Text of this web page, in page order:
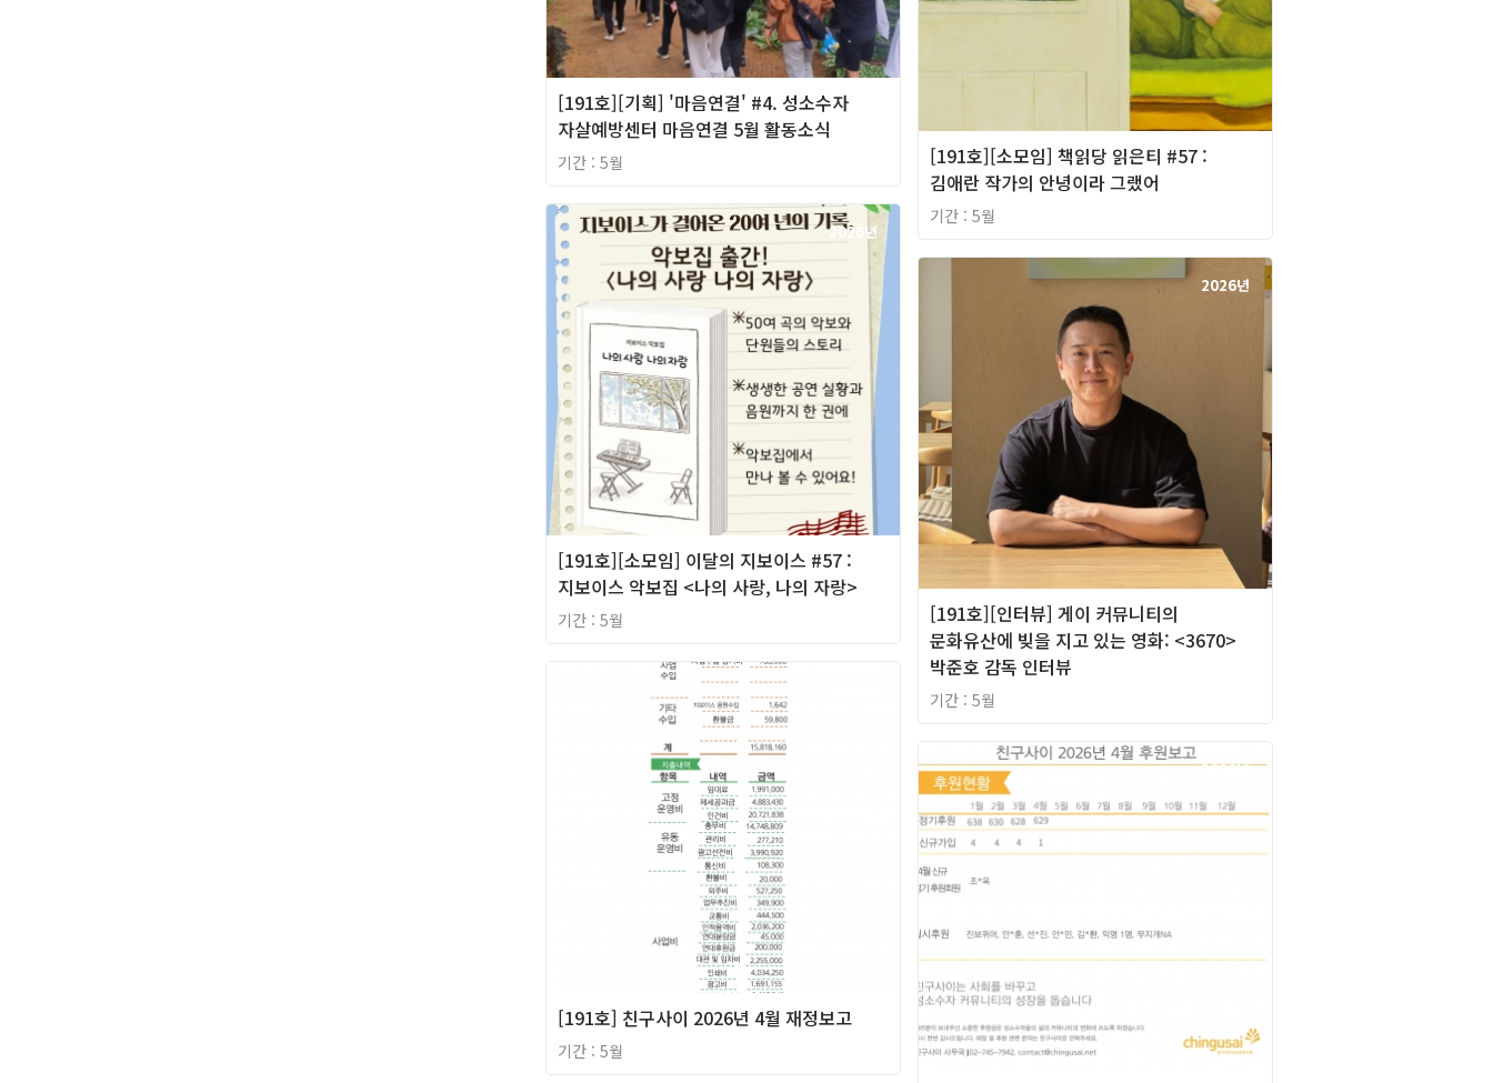
[191호][기획] '마음연결' #4. 성소수자
자살예방센터 마음연결 5월 활동소식
기간 : 5월
[191호][소모임] 책읽당 읽은티 #57 :
김애란 작가의 안녕이라 그랬어
기간 : 5월
2026년
[191호][소모임] 이달의 지보이스 #57 :
지보이스 악보집 <나의 사랑, 나의 자랑>
기간 : 5월
2026년
[191호][인터뷰] 게이 커뮤니티의
문화유산에 빚을 지고 있는 영화: <3670>
박준호 감독 인터뷰
기간 : 5월
[191호] 친구사이 2026년 4월 재정보고
기간 : 5월
2026년